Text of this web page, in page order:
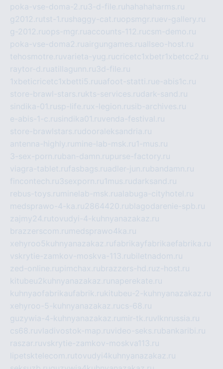
poka-vse-doma-2.ru3-d-file.ru hahahaharms.ru
g2012.rutst-1.rushaggy-cat.ruopsmgr.ruev-gallery.ru
g-2012.ruops-mgr.ruaccounts-112.rucsm-demo.ru
poka-vse-doma2.ruairgungames.ruallseo-host.ru
tehosmotre.ruvarieta-yug.rucricetc1xbetr1xbetcc2.ru
raytor-d.ruatillagunn.ru3d-file.ru
1xbeticricetc1xbetti5.ruuafoot-statti.rue-abis1c.ru
store-brawl-stars.rukts-services.rudark-sand.ru
sindika-01.rusp-life.rux-legion.rusib-archives.ru
e-abis-1-c.rusindika01.ruvenda-festival.ru
store-brawlstars.rudooraleksandria.ru
antenna-highly.ru mine-lab-msk.ru1-mus.ru
3-sex-porn.ruban-damn.rupurse-factory.ru
viagra-tablet.rufasbags.ruadler-jun.rubandamn.ru
fincontech.ru3sexporn.ru1mus.rudarksand.ru
rebus-toys.ru minelab-msk.rualabuga-cityhotel.ru
medsprawo-4-ka.ru2864420.rublagodarenie-spb.ru
zajmy24.rutovudyi-4-kuhnyanazakaz.ru
brazzerscom.ru medsprawo4ka.ru
xehyroo5kuhnyanazakaz.rufabrikayfabrikaefabrika.ru
vskrytie-zamkov-moskva-113.rubiletnadom.ru
zed-online.rupimchax.rubrazzers-hd.ruz-host.ru
kitubeu2kuhnyanazakaz.ru naperekate.ru
kuhnyaofabrikaufabrik.rukitubeu-2-kuhnyanazakaz.ru
xehyroo-5-kuhnyanazakaz.rucs-68.ru
guzywia-4-kuhnyanazakaz.ru mir-tk.ruvlknrussia.ru
cs68.ruvladivostok-map.ruvideo-seks.rubankaribi.ru
raszar.ruvskrytie-zamkov-moskva113.ru
lipetsktelecom.rutovudyi4kuhnyanazakaz.ru